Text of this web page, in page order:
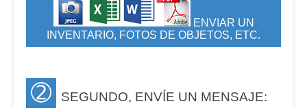
ENVIAR UN
INVENTARIO, FOTOS DE OBJETOS, ETC.
➁ SEGUNDO, ENVÍE UN MENSAJE: